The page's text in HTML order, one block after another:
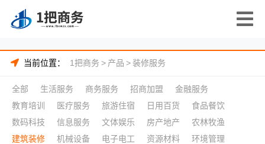
当前位置： 1把商务 > 产品 >装修服务
全部 生活服务 商务服务 招商加盟
金融服务
教育培训
医疗服务 旅游住宿 日用百货
食品餐饮
数码科技
信息服务 文体娱乐 房产地产
农林牧渔
建筑装修
机械设备 电子电工 资源材料
环境管理